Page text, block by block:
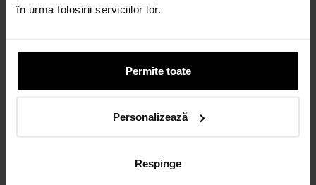
în urma folosirii serviciilor lor.
Permite toate
Personalizează
Respinge
CARD AVANTAJ
Obține un card